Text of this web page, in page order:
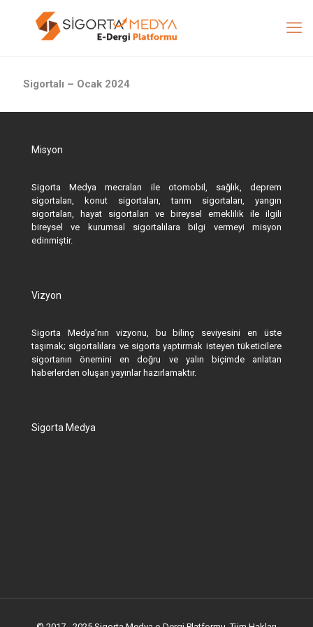
Sigortalı – Ocak 2024
Misyon
Sigorta Medya mecraları ile otomobil, sağlık, deprem
sigortaları, konut sigortaları, tarım sigortaları, yangın
sigortaları, hayat sigortaları ve bireysel emeklilik ile ilgili
bireysel ve kurumsal sigortalılara bilgi vermeyi misyon
edinmiştir.
Vizyon
Sigorta Medya’nın vizyonu, bu bilinç seviyesini en üste
taşımak; sigortalılara ve sigorta yaptırmak isteyen tüketicilere
sigortanın önemini en doğru ve yalın biçimde anlatan
haberlerden oluşan yayınlar hazırlamaktır.
Sigorta Medya